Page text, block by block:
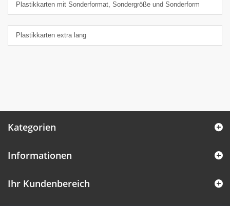
Plastikkarten mit Sonderformat, Sondergröße und Sonderform
Plastikkarten extra lang
Kategorien
Informationen
Ihr Kundenbereich